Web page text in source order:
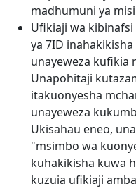
madhumuni ya
Ufikiaji wa
ya 7ID
unayeweza kufikia
Unapohitaji
itakuonyesha
unayeweza
Ukisahau eneo,
"msimbo wa
kuhakikisha kuwa
kuzuia ufikiaji